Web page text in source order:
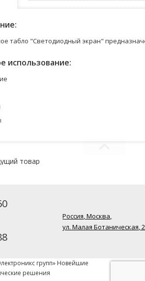
табло "Светодиодный экран"
использование:
товар
Россия, Москва,
ул. Малая Ботаническая,
групп» Новейшие
решения